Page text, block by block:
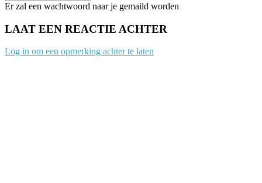
Er zal een wachtwoord naar je gemaild worden
LAAT EEN REACTIE ACHTER
Log in om een opmerking achter te laten